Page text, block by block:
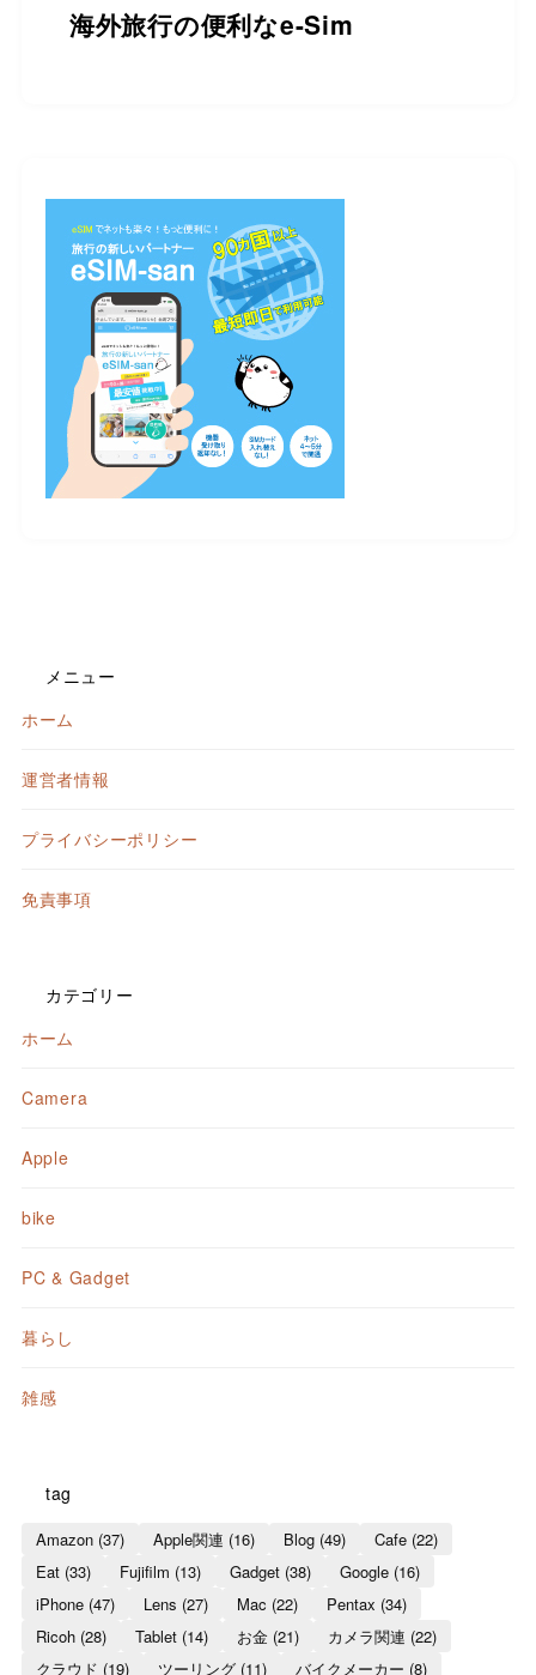
海外旅行の便利なe-Sim
メニュー
ホーム
運営者情報
プライバシーポリシー
免責事項
カテゴリー
ホーム
Camera
Apple
bike
PC & Gadget
暮らし
雑感
tag
Amazon(37) Apple関連 (16) Blog(49) Cafe(22)
Eat(33) Fujifilm (13) Gadget(38) Google(16)
iPhone(47) Lens (27) Mac (22) Pentax (34)
Ricoh(28) Tablet(14) お金(21) カメラ関連 (22)
クラウド (19) ツーリング(11) バイクメーカー (8)